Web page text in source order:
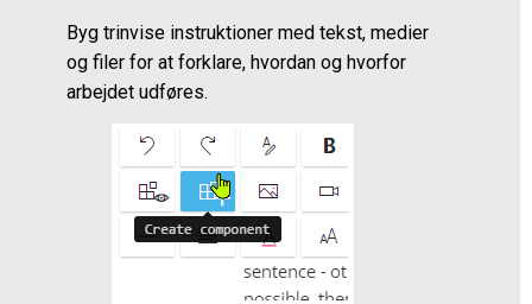
Byg trinvise instruktioner med tekst, medier
og filer for at forklare, hvordan og hvorfor
arbejdet udføres.